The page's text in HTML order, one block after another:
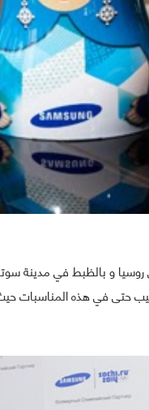
أيام قليلة من إنطلاق الألعاب الأولمبية الشتوية لسنة
حتى في هذه المناسبات